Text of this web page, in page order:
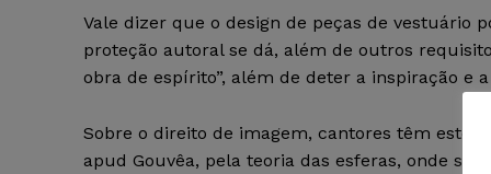
Vale dizer que o design de peças de vestuário
proteção autoral se dá, além de outros
obra de espírito”, além de deter a inspiração e
Sobre o direito de imagem, cantores têm este
apud Gouvêa, pela teoria das esferas, onde se